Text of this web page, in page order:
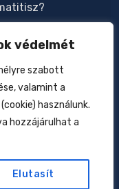
védelmét
szabott
valamint a
használunk.
hozzájárulhat a
Elutasít
évben
diéta?